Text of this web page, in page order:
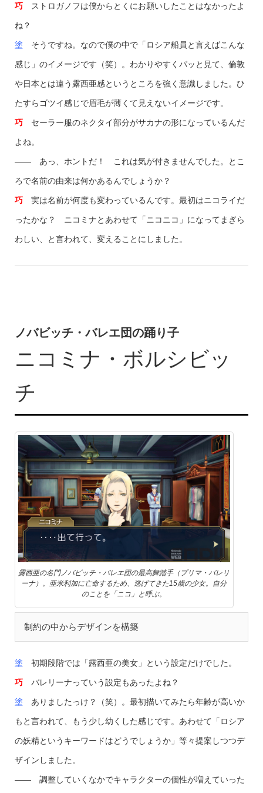
巧ストロガノフは僕からとくにお願いしたことはなかったよ
ね？
塗 そうですね。なので僕の中で「ロシア船員と言えばこんな
感じ」のイメージです（笑）。わかりやすくパッと見て、倫敦
や日本とは違う露西亜感というところを強く意識しました。ひ
たすらゴツイ感じで眉毛が薄くて見えないイメージです。
巧セーラー服のネクタイ部分がサカナの形になっているんだ
よね。
—— あっ、ホントだ！ これは気が付きませんでした。とこ
ろで名前の由来は何かあるんでしょうか？
巧実は名前が何度も変わっているんです。最初はニコライだ
ったかな？ ニコミナとあわせて「ニコニコ」になってまぎら
わしい、と言われて、変えることにしました。
ノバビッチ・バレエ団の踊り子
ニコミナ・ボルシビッ
チ
露西亜の名門ノバビッチ・バレエ団の最高舞踏手（プリマ・バレリ
ーナ）。亜米利加に亡命するため、逃げてきた15歳の少女。自分
のことを「ニコ」と呼ぶ。
制約の中からデザインを構築
塗 初期段階では「露西亜の美女」という設定だけでした。
巧バレリーナっていう設定もあったよね？
塗 ありましたっけ？（笑）。最初描いてみたら年齢が高いか
もと言われて、もう少し幼くした感じです。あわせて「ロシア
の妖精というキーワードはどうでしょうか」等々提案しつつデ
ザインしました。
—— 調整していくなかでキャラクターの個性が増えていった